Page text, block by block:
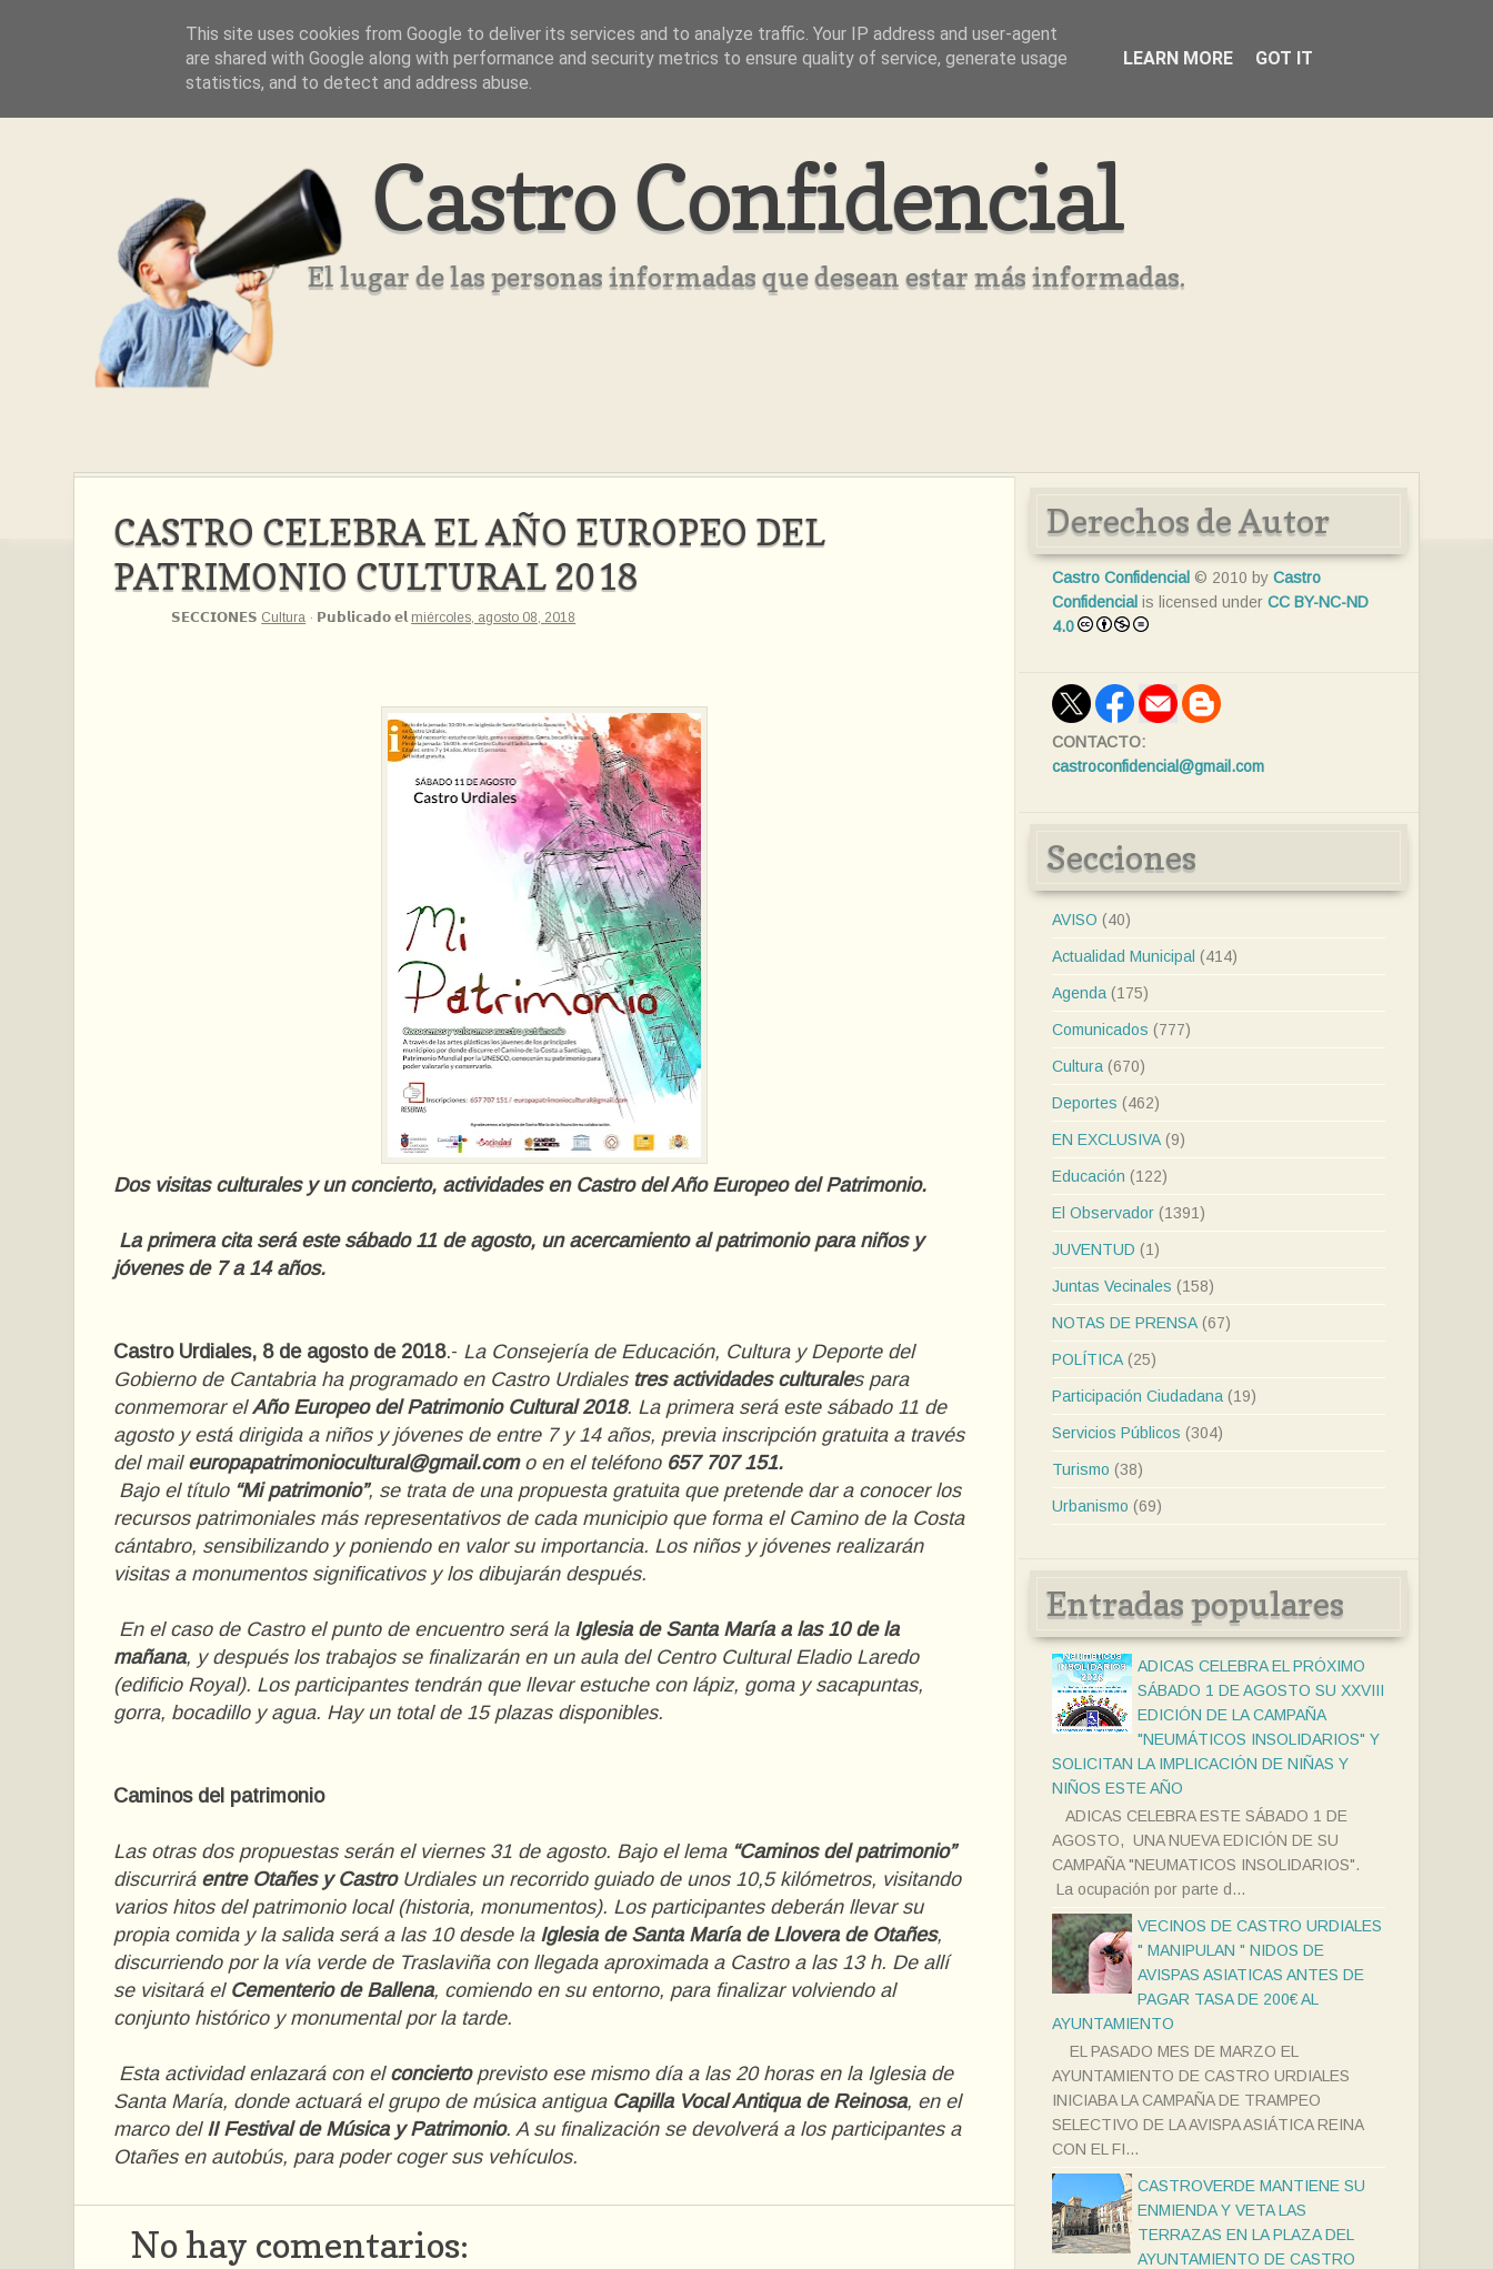
Aviso Legal Quienes Somos ??
Castro Confidencial
El lugar de las personas informadas que desean estar más informadas.
CASTRO CELEBRA EL AÑO EUROPEO DEL
PATRIMONIO CULTURAL 2018
𝗦𝗘𝗖𝗖𝗜𝗢𝗡𝗘𝗦 Cultura · 𝗣𝘂𝗯𝗹𝗶𝗰𝗮𝗱𝗼 𝗲𝗹 miércoles, agosto 08, 2018
Dos visitas culturales y un concierto, actividades en Castro del Año Europeo del Patrimonio.
La primera cita será este sábado 11 de agosto, un acercamiento al patrimonio para niños y
jóvenes de 7 a 14 años.
Castro Urdiales, 8 de agosto de 2018.- La Consejería de Educación, Cultura y Deporte del
Gobierno de Cantabria ha programado en Castro Urdiales tres actividades culturales para
conmemorar elAño Europeo del Patrimonio Cultural 2018. La primera será este sábado 11 de
agosto y está dirigida a niños y jóvenes de entre 7 y 14 años, previa inscripción gratuita a través
del mail europapatrimoniocultural@gmail.como en el teléfono 657 707 151.
Bajo el título “Mi patrimonio”, se trata de una propuesta gratuita que pretende dar a conocer los
recursos patrimoniales más representativos de cada municipio que forma el Camino de la Costa
cántabro, sensibilizando y poniendo en valor su importancia. Los niños y jóvenes realizarán
visitas a monumentos significativos y los dibujarán después.
En el caso de Castro el punto de encuentro será la Iglesia de Santa María a las 10 de la
mañana, y después los trabajos se finalizarán en un aula del Centro Cultural Eladio Laredo
(edificio Royal). Los participantes tendrán que llevar estuche con lápiz, goma y sacapuntas,
gorra, bocadillo y agua. Hay un total de 15 plazas disponibles.
Caminos del patrimonio
Las otras dos propuestas serán el viernes 31 de agosto. Bajo el lema “Caminos del patrimonio”
discurrirá entre Otañes y CastroUrdiales un recorrido guiado de unos 10,5 kilómetros, visitando
varios hitos del patrimonio local (historia, monumentos). Los participantes deberán llevar su
propia comida y la salida será a las 10 desde la Iglesia de Santa María de Llovera de Otañes,
discurriendo por la vía verde de Traslaviña con llegada aproximada a Castro a las 13 h. De allí
se visitará el Cementerio de Ballena, comiendo en su entorno, para finalizar volviendo al
conjunto histórico y monumental por la tarde.
Esta actividad enlazará con elconciertoprevisto ese mismo día a las 20 horas en la Iglesia de
Santa María, donde actuará el grupo de música antigua Capilla Vocal Antiqua de Reinosa, en el
marco del II Festival de Música y Patrimonio. A su finalización se devolverá a los participantes a
Otañes en autobús, para poder coger sus vehículos.
No hay comentarios:
Derechos de Autor
Castro Confidencial © 2010 by Castro
Confidencial is licensed under CC BY-NC-ND
4.0
CONTACTO:
castroconfidencial@gmail.com
Secciones
AVISO (40)
Actualidad Municipal (414)
Agenda (175)
Comunicados (777)
Cultura (670)
Deportes (462)
EN EXCLUSIVA (9)
Educación (122)
El Observador (1391)
JUVENTUD (1)
Juntas Vecinales (158)
NOTAS DE PRENSA (67)
POLÍTICA (25)
Participación Ciudadana (19)
Servicios Públicos (304)
Turismo (38)
Urbanismo (69)
Entradas populares
ADICAS CELEBRA EL PRÓXIMO
SÁBADO 1 DE AGOSTO SU XXVIII
EDICIÓN DE LA CAMPAÑA
"NEUMÁTICOS INSOLIDARIOS" Y
SOLICITAN LA IMPLICACIÓN DE NIÑAS Y
NIÑOS ESTE AÑO
ADICAS CELEBRA ESTE SÁBADO 1 DE
AGOSTO, UNA NUEVA EDICIÓN DE SU
CAMPAÑA "NEUMATICOS INSOLIDARIOS".
La ocupación por parte d...
VECINOS DE CASTRO URDIALES
" MANIPULAN " NIDOS DE
AVISPAS ASIATICAS ANTES DE
PAGAR TASA DE 200€ AL
AYUNTAMIENTO
EL PASADO MES DE MARZO EL
AYUNTAMIENTO DE CASTRO URDIALES
INICIABA LA CAMPAÑA DE TRAMPEO
SELECTIVO DE LA AVISPA ASIÁTICA REINA
CON EL FI...
CASTROVERDE MANTIENE SU
ENMIENDA Y VETA LAS
TERRAZAS EN LA PLAZA DEL
AYUNTAMIENTO DE CASTRO
This site uses cookies from Google to deliver its services and to analyze traffic. Your IP address and user-agent
are shared with Google along with performance and security metrics to ensure quality of service, generate usage
statistics, and to detect and address abuse.
LEARN MORE GOT IT